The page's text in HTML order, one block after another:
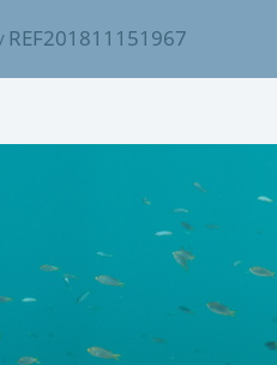
/ REF201811151967